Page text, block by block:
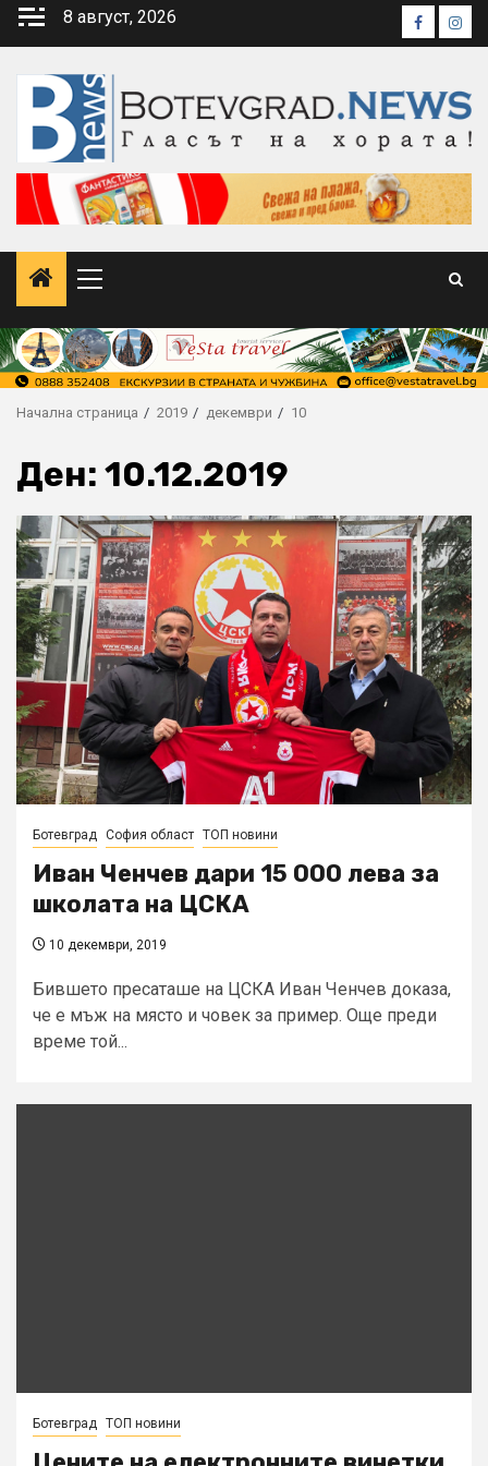
Skip
8 август, 2026 Facebook
Primary
Начална страница 2019 декември 10
Ден: 10.12.2019
Ботевград София област ТОП новини
Иван Ченчев дари 15 000 лева за
школата на ЦСКА
10 декември, 2019
Бившето пресаташе на ЦСКА Иван Ченчев доказа,
че е мъж на място и човек за пример. Още преди
време той...
Ботевград ТОП новини